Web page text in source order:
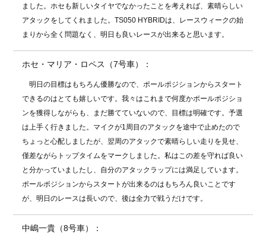
ました。ホセも新しいタイヤでなかったことを考えれば、素晴らしい
アタックをしてくれました。TS050 HYBRIDは、レースウィークの始
まりから全く問題なく、明日も良いレースが出来ると思います。
ホセ・マリア・ロペス（7号車）：
明日の目標はもちろん優勝なので、ポールポジションからスタート
できるのはとても嬉しいです。我々はこれまで何度かポールポジショ
ンを獲得しながらも、まだ勝てていないので、目標は明確です。予選
は上手く行きました。マイクが1周目のアタックを途中で止めたので
ちょっと心配しましたが、翌周のアタックで素晴らしい走りを見せ、
僅差ながらトップタイムをマークしました。私はこの差を守れば良い
と分かっていましたし、自分のアタックラップには満足しています。
ポールポジションからスタートが出来るのはもちろん良いことです
が、明日のレースは長いので、後は全力で戦うだけです。
中嶋一貴（8号車）：